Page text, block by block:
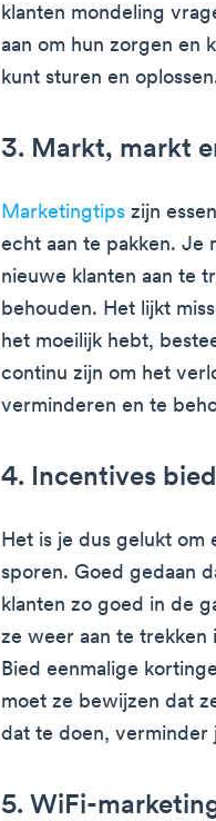
klanten mondeling
aan om hun zorgen en
kunt sturen en
3. Markt, markt
Marketingtips zijn
echt aan te pakken. Je
nieuwe klanten aan te
behouden. Het lijkt
het moeilijk hebt,
continu zijn om het
verminderen en te
4. Incentives
Het is je dus gelukt om
sporen. Goed gedaan
klanten zo goed in de
ze weer aan te trekken
Bied eenmalige
moet ze bewijzen dat
dat te doen, verminder
5. WiFi-